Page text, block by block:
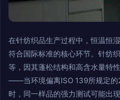
在针纺织品生产过程中，恒温恒
符合国际标准的核心环节。针纺
等，因其蓬松结构和高含水量特
——当环境偏离ISO 139所规定的
时，同一样品的强力测试可能出